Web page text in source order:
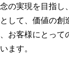
の実現を目指し
して、価値の創
お客様にとって
ます。